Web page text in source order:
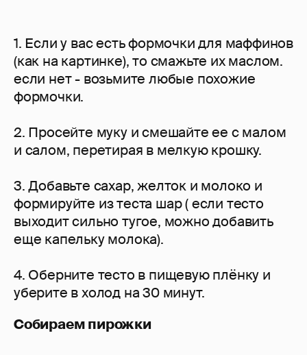
1. Если у вас есть формочки для маффинов
(как на картинке), то смажьте их маслом.
если нет - возьмите любые похожие
формочки.
2. Просейте муку и смешайте ее с малом
и салом, перетирая в мелкую крошку.
3. Добавьте сахар, желток и молоко и
формируйте из теста шар ( если тесто
выходит сильно тугое, можно добавить
еще капельку молока).
4. Оберните тесто в пищевую плёнку и
уберите в холод на 30 минут.
Собираем пирожки